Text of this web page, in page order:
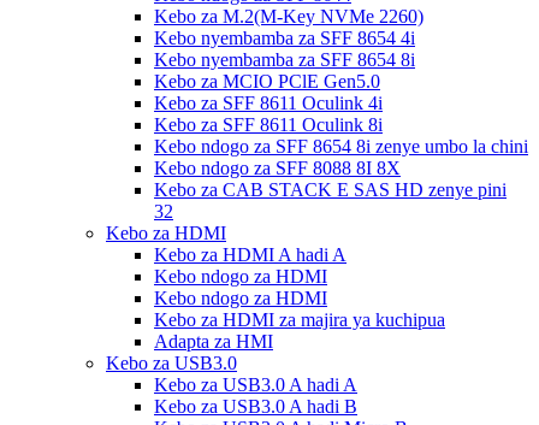
Kebo za M.2(M-Key NVMe 2260)
Kebo nyembamba za SFF 8654 4i
Kebo nyembamba za SFF 8654 8i
Kebo za MCIO PClE Gen5.0
Kebo za SFF 8611 Oculink 4i
Kebo za SFF 8611 Oculink 8i
Kebo ndogo za SFF 8654 8i zenye umbo la chini
Kebo ndogo za SFF 8088 8I 8X
Kebo za CAB STACK E SAS HD zenye pini
32
Kebo za HDMI
Kebo za HDMI A hadi A
Kebo ndogo za HDMI
Kebo ndogo za HDMI
Kebo za HDMI za majira ya kuchipua
Adapta za HMI
Kebo za USB3.0
Kebo za USB3.0 A hadi A
Kebo za USB3.0 A hadi B